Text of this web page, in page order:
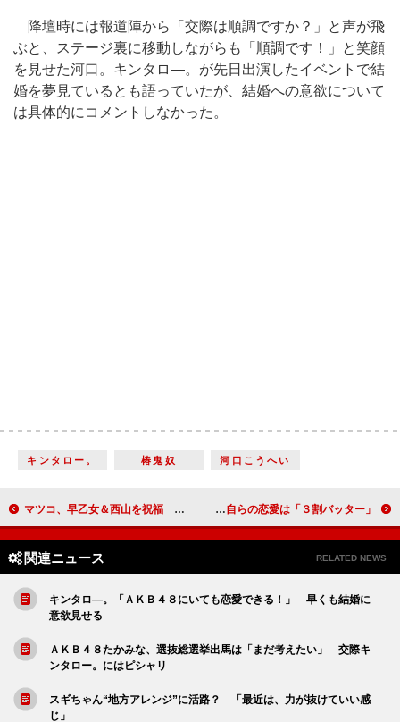
降壇時には報道陣から「交際は順調ですか？」と声が飛
ぶと、ステージ裏に移動しながらも「順調です！」と笑顔
を見せた河口。キンタロ―。が先日出演したイベントで結
婚を夢見ているとも語っていたが、結婚への意欲について
は具体的にコメントしなかった。
キンタロー。 椿鬼奴 河口こうへい
マツコ、早乙女＆西山を祝福 「私なんて１２年前に別れたっきり」 石田純一、息子も女性が大好き？ 自らの恋愛は「３割バッター」
関連ニュース RELATED NEWS
キンタロ―。「ＡＫＢ４８にいても恋愛できる！」 早くも結婚に
意欲見せる
ＡＫＢ４８たかみな、選抜総選挙出馬は「まだ考えたい」 交際キ
ンタロー。にはピシャリ
スギちゃん“地方アレンジ”に活路？ 「最近は、力が抜けていい感
じ」